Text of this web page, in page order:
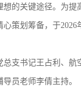
的关键途径。为
策划筹备，于
支书记王占利、
员老师李倩主持。